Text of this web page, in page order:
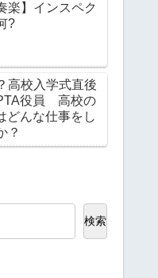
楽】インスペク
?
高校入学式直後
役員 高校の
どんな仕事をし
？
検索